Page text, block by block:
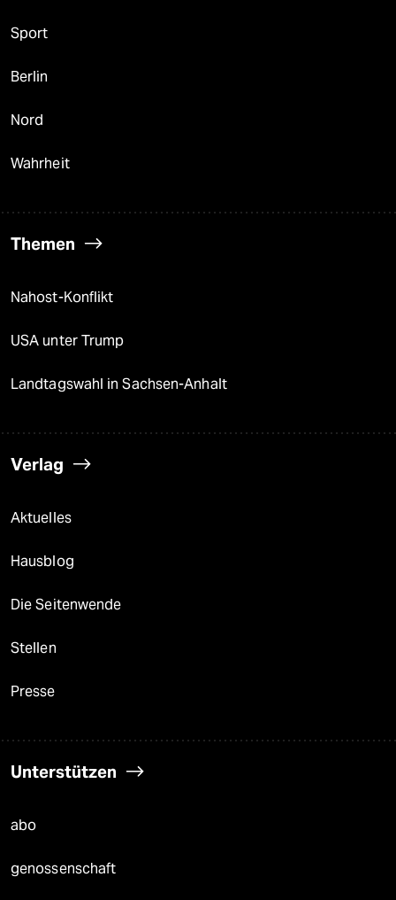
Sport
Berlin
Nord
Wahrheit
Themen
Nahost-Konflikt
USA unter Trump
Landtagswahl in Sachsen-Anhalt
Verlag
Aktuelles
Hausblog
Die Seitenwende
Stellen
Presse
Unterstützen
abo
genossenschaft